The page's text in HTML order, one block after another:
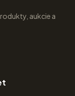
aukcie a